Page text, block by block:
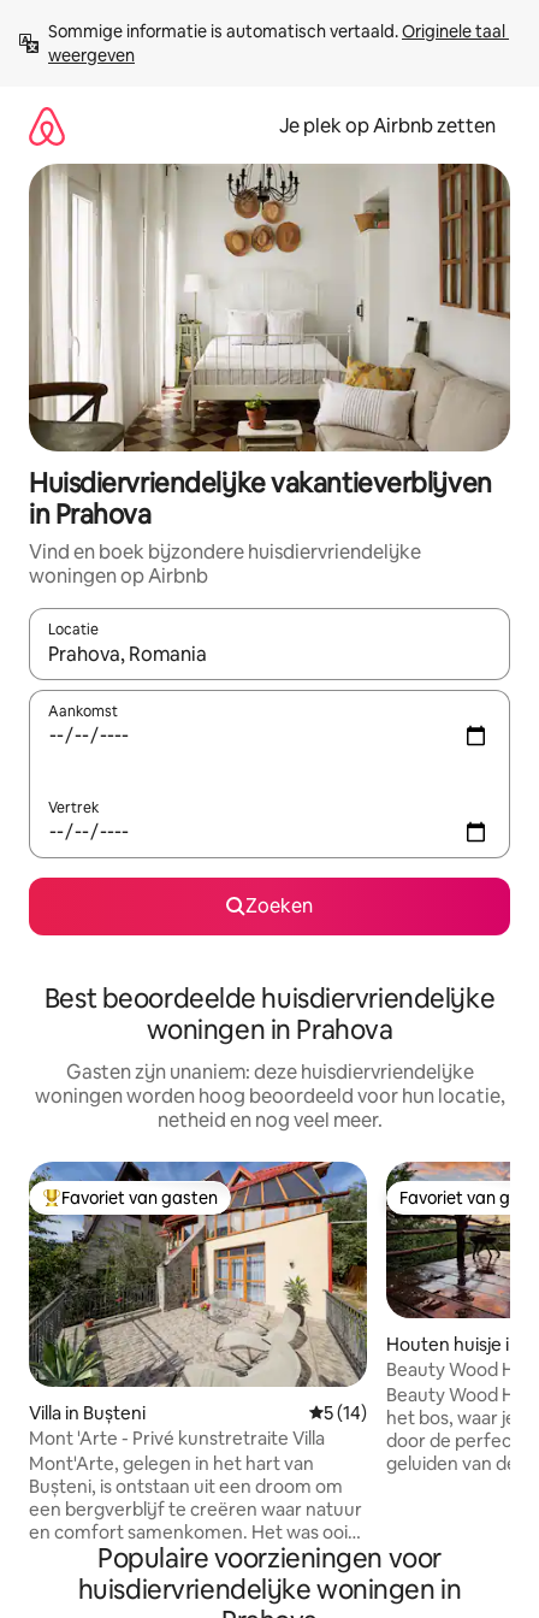
direct
naar
Sommige informatie is automatisch vertaald. Originele taal
weergeven
Je plek op Airbnb zetten
Huisdiervriendelijke vakantieverblijven
in Prahova
Vind en boek bijzondere huisdiervriendelijke
woningen op Airbnb
Locatie
Wanneer er resultaten beschikbaar zijn, maak je een keuze
Aankomst
Vertrek
Zoeken
Best beoordeelde huisdiervriendelijke
woningen in Prahova
Gasten zijn unaniem: deze huisdiervriendelijke
woningen worden hoog beoordeeld voor hun locatie,
netheid en nog veel meer.
Topfavoriet van gasten
Favoriet van gasten
Villa in Bușteni Gemiddelde beoordeling
5 (14)
Mont 'Arte - Privé kunstretraite Villa
Mont'Arte, gelegen in het hart van
Bușteni, is ontstaan uit een droom om
een bergverblijf te creëren waar natuur
en comfort samenkomen. Het was ooit
een gezinswoning en werd omgetoverd
tot een plek waar gasten aan het
stadslawaai kunnen ontsnappen en de
Favoriet van
Favoriet van
Houten huisje in
Beauty Wood
Beauty Wood
het bos, waar je
door de perfectie
geluiden van de
tijd stopt. De architectonische stijl van
het huisje viert
meubels,
Populaire voorzieningen voor
huisdiervriendelijke woningen in